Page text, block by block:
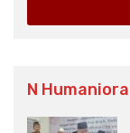
N Humaniora